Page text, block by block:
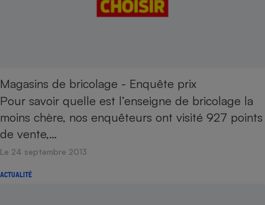
Magasins de bricolage - Enquête prix
Pour savoir quelle est l’enseigne de bricolage la
moins chère, nos enquêteurs ont visité 927 points
de vente,…
Le 24 septembre 2013
ACTUALITÉ